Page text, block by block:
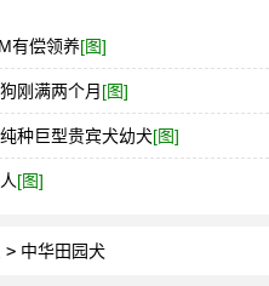
有偿领养[图]
刚满两个月 [图]
种巨型贵宾犬幼犬[图]
[图]
> 中华田园犬